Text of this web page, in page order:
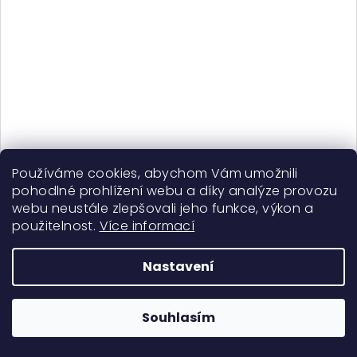
Používáme cookies, abychom Vám umožnili
pohodlné prohlížení webu a díky analýze provozu
webu neustále zlepšovali jeho funkce, výkon a
použitelnost. Více informací
Nastavení
Souhlasím
Zazzy Bandz Cinnamon - Original
350 Kč
Skladem
Do košíku